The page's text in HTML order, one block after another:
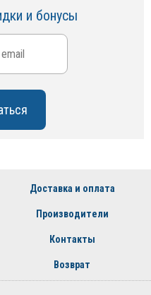
и бонусы
Доставка и оплата
Производители
Контакты
Возврат